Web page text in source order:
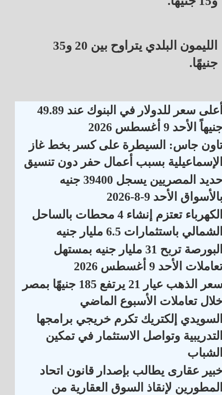
الليمون البلدي يتراوح بين 20 و35
جنيهًا.
أعلى سعر للدولار في البنوك عند 49.89
الأحد 9 أغسطس 2026
جاس: السيطرة على كسر بخط غاز
بسبب أعمال حفر دون تنسيق
حديد المصريين يسجل 39400 جنيه
الأحد 9-8-2026
الكهرباء تعتزم إنشاء 4 محطات بالساحل
باستثمارات 6.5 مليار جنيه
البورصة تربح 31 مليار جنيه بمستهل
الأحد 9 أغسطس 2026
سعر الذهب عيار 21 يرتفع 185 جنيهًا بمصر
تعاملات الأسبوع الماضي
إلكتريك تكرم خريجي برامجها
وتواصل الاستثمار في تمكين
عقارى يطالب بإصدار قانون اتحاد
لإنقاذ السوق العقارية من